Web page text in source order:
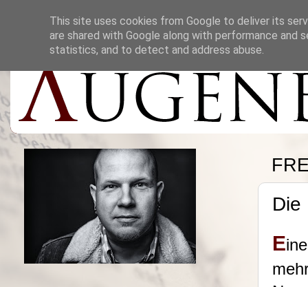
Die
E
This site uses cookies from Google to deliver its
are shared with Google along with performance
statistics, and to detect and address abuse.